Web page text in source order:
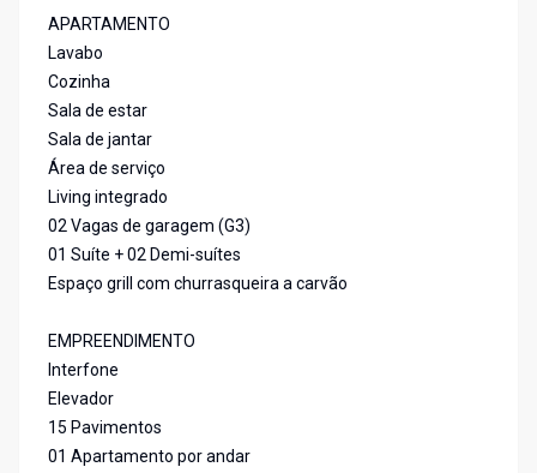
APARTAMENTO
Lavabo
Cozinha
Sala de estar
Sala de jantar
Área de serviço
Living integrado
02 Vagas de garagem (G3)
01 Suíte + 02 Demi-suítes
Espaço grill com churrasqueira a carvão
EMPREENDIMENTO
Interfone
Elevador
15 Pavimentos
01 Apartamento por andar